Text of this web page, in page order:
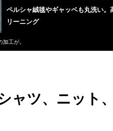
ペルシャ絨毯やギャッベも丸洗い。
リーニング
工が。
ャツ、ニット